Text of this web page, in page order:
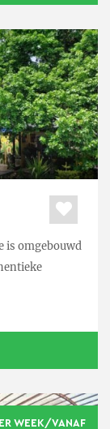
is omgebouwd
WEEK/VANAF